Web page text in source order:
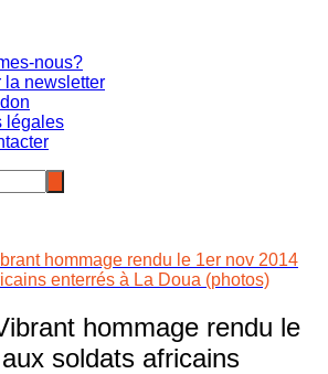
nous?
la newsletter
légales
hommage rendu le 1er nov 2014
enterrés à La Doua (photos)
hommage rendu le
soldats africains